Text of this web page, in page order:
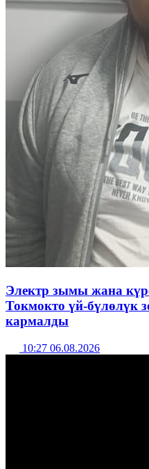
Электр зымы жана
Токмокто үй-бүлөлүк
кармалды
10:27 06.08.2026